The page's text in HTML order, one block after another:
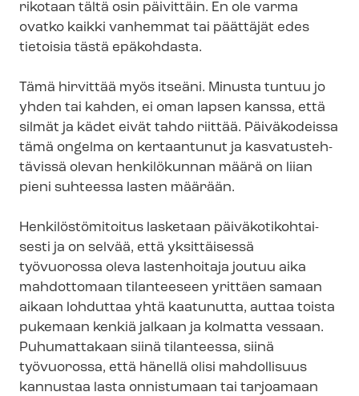
rikotaan tältä osin päivittäin. En ole varma
ovatko kaikki vanhemmat tai päättäjät edes
tietoisia tästä epäkohdasta.
Tämä hirvittää myös itseäni. Minusta tuntuu jo
yhden tai kahden, ei oman lapsen kanssa, että
silmät ja kädet eivät tahdo riittää. Päiväkodeissa
tämä ongelma on kertaantunut ja kas­va­tus­teh­
tä­vis­sä olevan henkilökunnan määrä on liian
pieni suhteessa lasten määrään.
Hen­ki­lös­tö­mi­toi­tus lasketaan päi­vä­ko­ti­koh­tai­
ses­ti ja on selvää, että yksittäisessä
työvuorossa oleva lastenhoitaja joutuu aika
mahdottomaan tilanteeseen yrittäen samaan
aikaan lohduttaa yhtä kaatunutta, auttaa toista
pukemaan kenkiä jalkaan ja kolmatta vessaan.
Puhumattakaan siinä tilanteessa, siinä
työvuorossa, että hänellä olisi mahdollisuus
kannustaa lasta onnistumaan tai tarjoamaan